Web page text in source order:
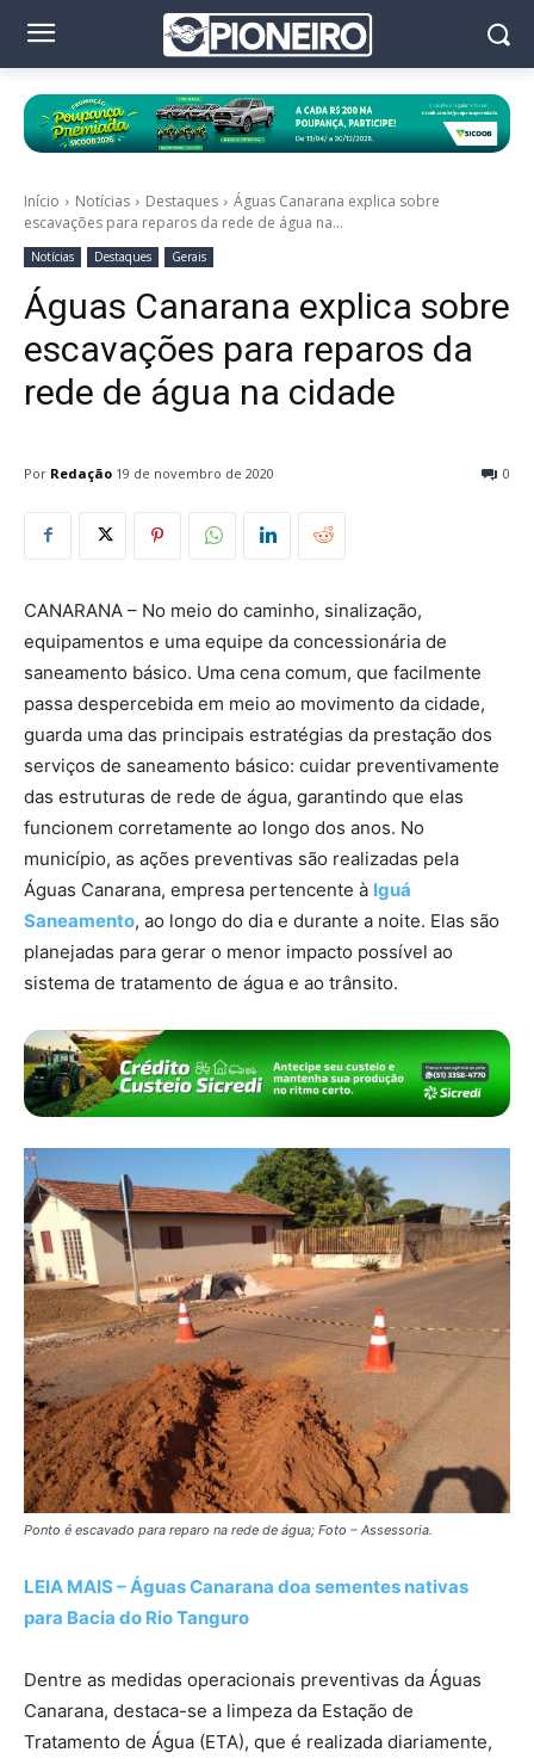
Início Notícias Destaques
Águas Canarana explica sobre
escavações para reparos da rede de água na...
Notícias Destaques Gerais
Águas Canarana explica sobre
escavações para reparos da
rede de água na cidade
Por Redação 0
19 de novembro de 2020
CANARANA – No meio do caminho, sinalização,
equipamentos e uma equipe da concessionária de
saneamento básico. Uma cena comum, que facilmente
passa despercebida em meio ao movimento da cidade,
guarda uma das principais estratégias da prestação dos
serviços de saneamento básico: cuidar preventivamente
das estruturas de rede de água, garantindo que elas
funcionem corretamente ao longo dos anos. No
município, as ações preventivas são realizadas pela
Águas Canarana, empresa pertencente à Iguá
Saneamento, ao longo do dia e durante a noite. Elas são
planejadas para gerar o menor impacto possível ao
sistema de tratamento de água e ao trânsito.
Ponto é escavado para reparo na rede de água; Foto – Assessoria.
LEIA MAIS – Águas Canarana doa sementes nativas
para Bacia do Rio Tanguro
Dentre as medidas operacionais preventivas da Águas
Canarana, destaca-se a limpeza da Estação de
Tratamento de Água (ETA), que é realizada diariamente,